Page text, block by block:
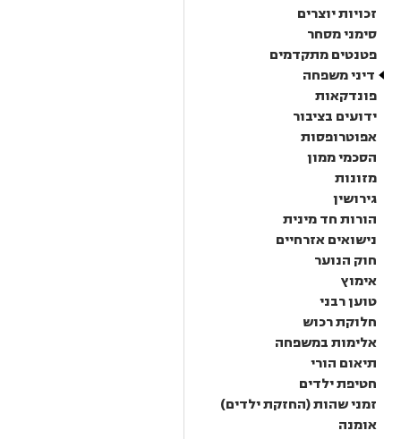
זכויות יוצרים
סימני מסחר
פטנטים מתקדמים
דיני משפחה
פונדקאות
ידועים בציבור
אפוטרופסות
הסכמי ממון
מזונות
גירושין
הורות חד מינית
נישואים אזרחיים
חוק הנוער
אימוץ
טוען רבני
חלוקת רכוש
אלימות במשפחה
תיאום הורי
חטיפת ילדים
זמני שהות (החזקת ילדים)
אומנה